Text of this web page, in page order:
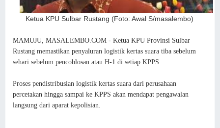
Ketua KPU Sulbar Rustang (Foto: Awal S/masalembo)
MAMUJU, MASALEMBO.COM - Ketua KPU Provinsi Sulbar
Rustang memastikan penyaluran logistik kertas suara tiba sebelum
sehari sebelum pencoblosan atau H-1 di setiap KPPS.
Proses pendistribusian logistik kertas suara dari perusahaan
percetakan hingga sampai ke KPPS akan mendapat pengawalan
langsung dari aparat kepolisian.